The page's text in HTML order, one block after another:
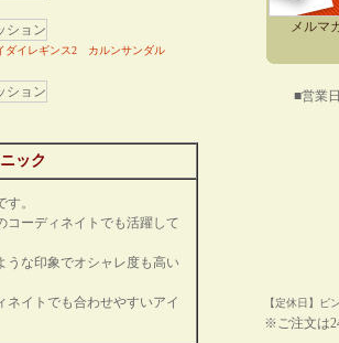
ダイレギンス2 カルンサンダル
ック
。
コーディネイトでも活躍して
うな印象でオシャレ度も高い
ネイトでも合わせやすいアイ
メルマ
■営業
【定休日】ピ
※ご注文は